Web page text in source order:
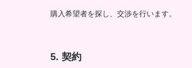
購入希望者を探し、交渉を行います。
5. 契約